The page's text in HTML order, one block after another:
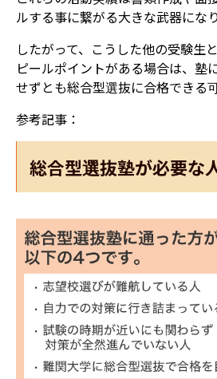
ルする事に繋がる大きな武器になり
したがって、こうした他の受験生
ピールポイントがある場合は、塾
せずとも総合型選抜に合格できる
参考記事：
総合型選抜塾が必要な